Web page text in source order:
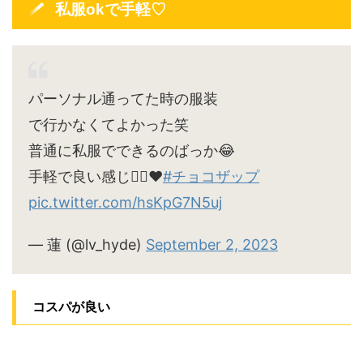
私服okで手軽♡
パーソナル通ってた時の服装
で行かなくてよかった笑
普通に私服でできるのばっか😂
手軽で良い感じ🙆‍♀️♥#チョコザップ
pic.twitter.com/hsKpG7N5uj
— 蓮 (@lv_hyde) September 2, 2023
コスパが良い